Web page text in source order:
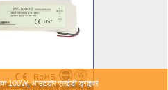
100W, आउटडोर एलईडी ड्राइवर